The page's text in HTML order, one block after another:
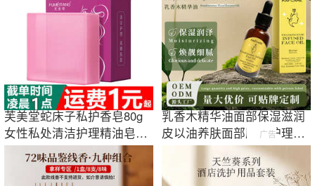
芙美堂蛇床子私护香皂80g
女性私处清洁护理精油皂持
久留香沐浴露
乳香木精华油面部保湿滋润
皮以油养肤面部肌肤护理精
华油源头工厂
广告